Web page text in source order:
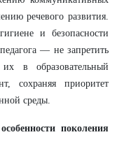
речевого развития.
и безопасности
— не запретить
в образовательный
сохраняя приоритет
среды.
поколения